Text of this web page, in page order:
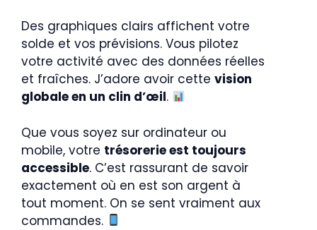
Des graphiques clairs affichent votre
solde et vos prévisions. Vous pilotez
votre activité avec des données réelles
et fraîches. J’adore avoir cette vision
globale en un clin d’œil.
Que vous soyez sur ordinateur ou
mobile, votre trésorerie est toujours
accessible. C’est rassurant de savoir
exactement où en est son argent à
tout moment. On se sent vraiment aux
commandes.